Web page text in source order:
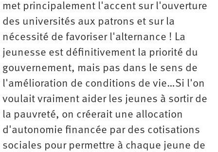
met principalement l'accent sur l'ouverture
des universités aux patrons et sur la
nécessité de favoriser l'alternance ! La
jeunesse est définitivement la priorité du
gouvernement, mais pas dans le sens de
l'amélioration de conditions de vie…Si l'on
voulait vraiment aider les jeunes à sortir de
la pauvreté, on créerait une allocation
d'autonomie financée par des cotisations
sociales pour permettre à chaque jeune de